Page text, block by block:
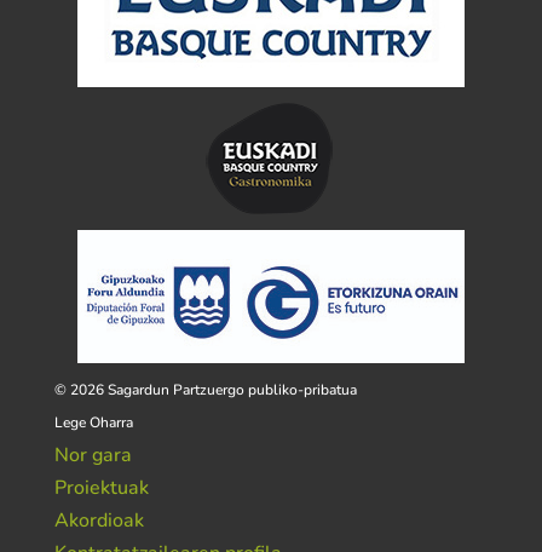
© 2026 Sagardun Partzuergo publiko-pribatua
Lege Oharra
Nor gara
Proiektuak
Akordioak